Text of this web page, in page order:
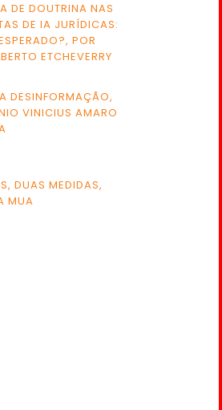
DE DOUTRINA NAS
DE IA JURÍDICAS:
POR
ETCHEVERRY
DESINFORMAÇÃO,
VINICIUS AMARO
DUAS MEDIDAS,
MUA